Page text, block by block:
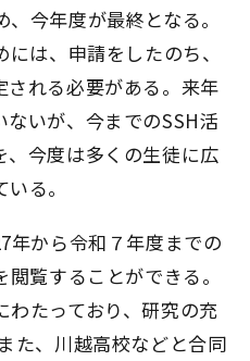
今年度が最終となる。
は、申請をしたのち、
される必要がある。来年
いが、今までのSSH活
今度は多くの生徒に広
る。
年から令和７年度までの
覧することができる。
わたっており、研究の充
た、川越高校などと合同